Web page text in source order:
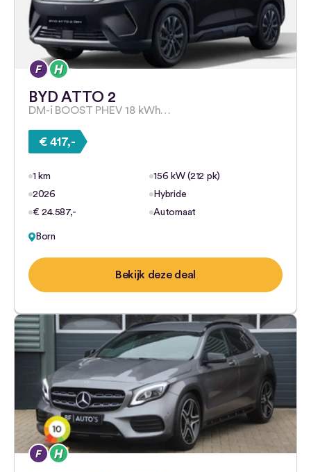
BYD ATTO 2
DM-i BOOST PHEV 18 kWh…
€ 417,-
1 km
156 kW (212 pk)
2026
Hybride
€ 24.587,-
Automaat
Born
Bekijk deze deal